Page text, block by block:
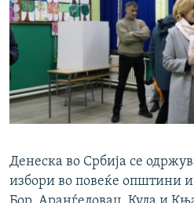
Денеска во Србија се
избори во повеќе општини